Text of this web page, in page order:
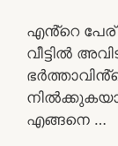
എൻ്റെ
വീട്ടിൽ
എങ്ങനെ …